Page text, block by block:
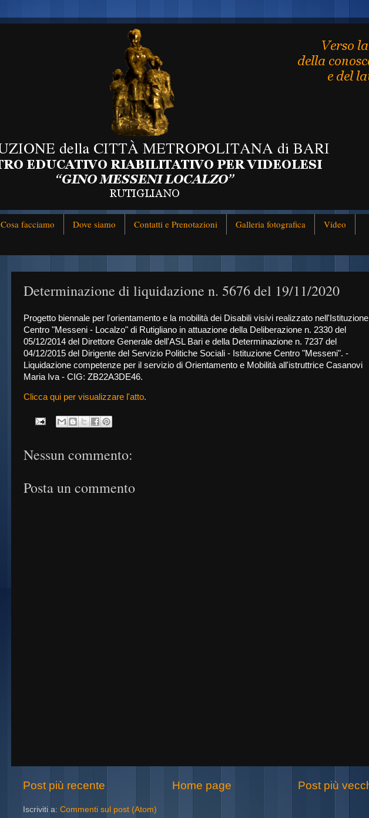
Cosa facciamo Dove siamo Contatti e Prenotazioni Galleria fotografica
Video
Determinazione di liquidazione n. 5676 del 19/11/2020
Progetto biennale per l'orientamento e la mobilità dei Disabili visivi realizzato nell'Istituzione
Centro "Messeni - Localzo" di Rutigliano in attuazione della Deliberazione n. 2330 del
05/12/2014 del Direttore Generale dell'ASL Bari e della Determinazione n. 7237 del
04/12/2015 del Dirigente del Servizio Politiche Sociali - Istituzione Centro "Messeni". -
Liquidazione competenze per il servizio di Orientamento e Mobilità all'istruttrice Casanovi
Maria Iva - CIG: ZB22A3DE46.
Clicca qui per visualizzare l'atto.
Nessun commento:
Posta un commento
Post più recente Post più
Home page
Iscriviti a: Commenti sul post (Atom)